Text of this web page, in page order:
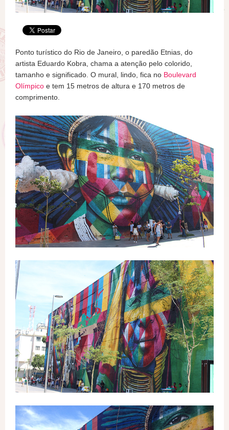
Ponto turístico do Rio de Janeiro, o paredão Etnias, do
artista Eduardo Kobra, chama a atenção pelo colorido,
tamanho e significado. O mural, lindo, fica no Boulevard
Olímpico e tem 15 metros de altura e 170 metros de
comprimento.